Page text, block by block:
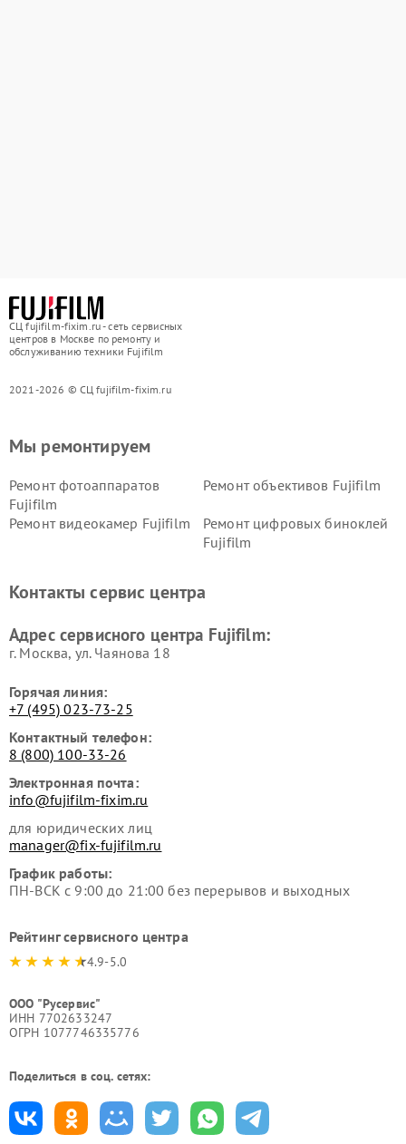
СЦ fujifilm-fixim.ru - сеть сервисных
центров в Москве по ремонту и
обслуживанию техники Fujifilm
2021-2026 © СЦ fujifilm-fixim.ru
Мы ремонтируем
Ремонт фотоаппаратов
Fujifilm
Ремонт объективов Fujifilm
Ремонт видеокамер Fujifilm
Ремонт цифровых биноклей
Fujifilm
Контакты сервис центра
Адрес сервисного центра Fujifilm:
г. Москва, ул. Чаянова 18
Горячая линия:
+7 (495) 023-73-25
Контактный телефон:
8 (800) 100-33-26
Электронная почта:
info@fujifilm-fixim.ru
для юридических лиц
manager@fix-fujifilm.ru
График работы:
ПН-ВСК с 9:00 до 21:00 без перерывов и выходных
Рейтинг сервисного центра
4.9-5.0
ООО "Русервис"
ИНН 7702633247
ОГРН 1077746335776
Поделиться в соц. сетях: